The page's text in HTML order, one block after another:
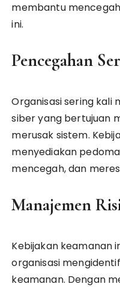
membantu
ini.
Pencegahan
Organisasi sering kali
siber yang bertujuan
merusak sistem.
menyediakan
mencegah, dan
Manajemen
Kebijakan keamanan
organisasi
keamanan. Dengan